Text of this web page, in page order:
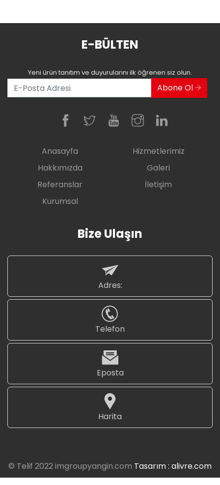
E-BÜLTEN
Yeni ürün tanıtım ve duyurularını ilk öğrenen siz olun.
Abone Ol
Anasayfa
Hakkımızda
Referanslar
Kurumsal
Hizmetlerimiz
Galeri
İletişim
Bize Ulaşın
Adres:
Telefon
Eposta
Harita
© Telif 2022 imgroupyangin.com Tasarım : alivre.com